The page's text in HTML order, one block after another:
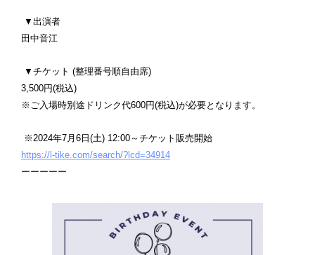
▼出演者
田中音江
▼チケット (整理番号順自由席)
3,500円(税込)
※ご入場時別途ドリンク代600円(税込)が必要となります。
※2024年7月6日(土) 12:00～チケット販売開始
https://l-tike.com/search/?lcd=34914
ーーーーー